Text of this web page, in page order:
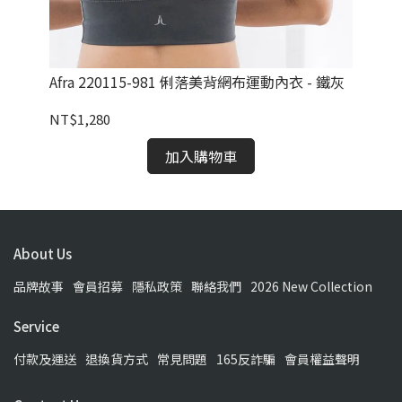
Afra 220115-981 俐落美背網布運動內衣 - 鐵灰
NT$1,280
加入購物車
About Us
品牌故事 會員招募 隱私政策 聯絡我們 2026 New Collection
Service
付款及運送 退換貨方式 常見問題 165反詐騙 會員權益聲明